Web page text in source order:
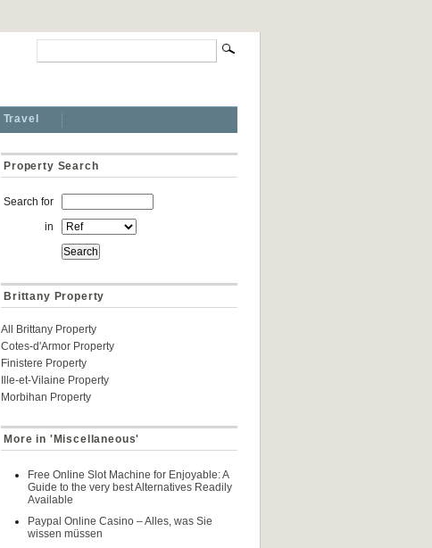
Travel
Property Search
Search for
in
Brittany Property
All Brittany Property
Cotes-d'Armor Property
Finistere Property
Ille-et-Vilaine Property
Morbihan Property
More in 'Miscellaneous'
Free Online Slot Machine for Enjoyable: A
Guide to the very best Alternatives Readily
Available
Paypal Online Casino – Alles, was Sie
wissen müssen